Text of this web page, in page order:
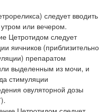
следует вводить
или вечером.
Цетротидом следует
яичников (приблизительно
препаратом
выделенным из мочи, и
стимуляции
овуляторной дозы